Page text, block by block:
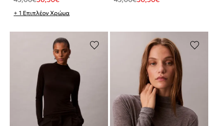
+ 1 Επιπλέον Χρώμα